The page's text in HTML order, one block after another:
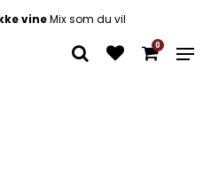
Mix som du vil
0